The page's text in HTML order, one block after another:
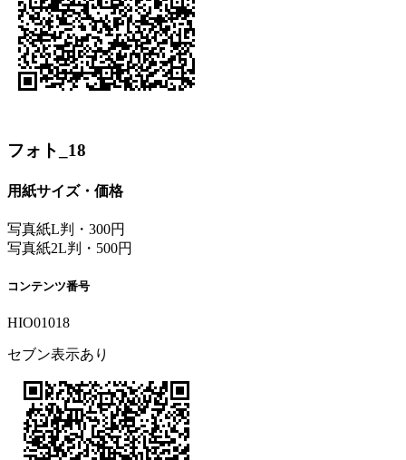
フォト_18
用紙サイズ・価格
写真紙L判・300円
写真紙2L判・500円
コンテンツ番号
HIO01018
セブン表示あり